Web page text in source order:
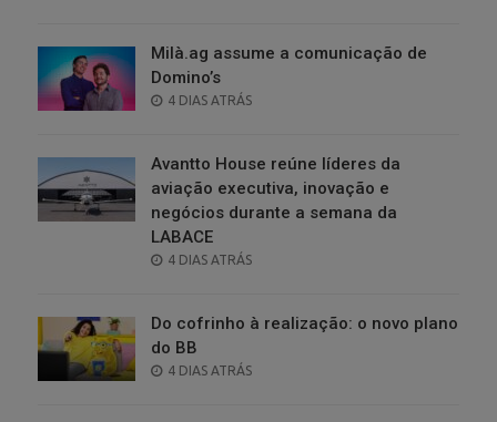
Milà.ag assume a comunicação de
Domino’s
POSTED
4 DIAS ATRÁS
Avantto House reúne líderes da
aviação executiva, inovação e
negócios durante a semana da
LABACE
POSTED
4 DIAS ATRÁS
Do cofrinho à realização: o novo plano
do BB
POSTED
4 DIAS ATRÁS